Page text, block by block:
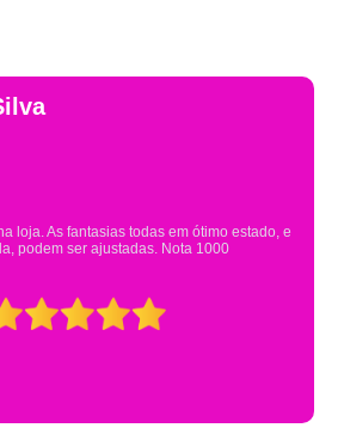
Gsutavo Pinto
mais de 20 lojas e só encontrei a fantasia de meu
praticamente no horário em que estavam
mesmo assim fui muito bem atendido.